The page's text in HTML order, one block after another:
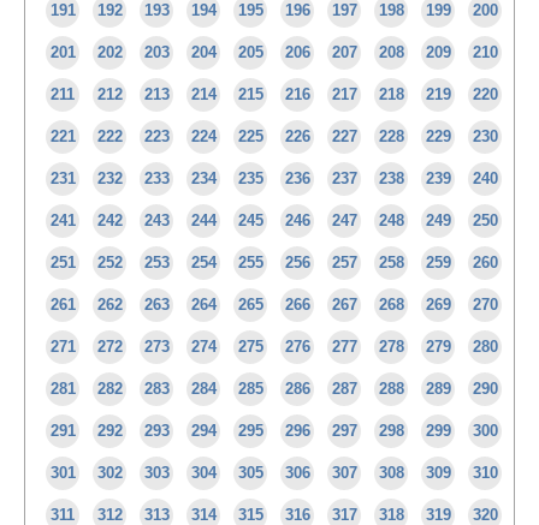
191 192 193 194 195 196 197 198 199 200
201 202 203 204 205 206 207 208 209 210
211 212 213 214 215 216 217 218 219 220
221 222 223 224 225 226 227 228 229 230
231 232 233 234 235 236 237 238 239 240
241 242 243 244 245 246 247 248 249 250
251 252 253 254 255 256 257 258 259 260
261 262 263 264 265 266 267 268 269 270
271 272 273 274 275 276 277 278 279 280
281 282 283 284 285 286 287 288 289 290
291 292 293 294 295 296 297 298 299 300
301 302 303 304 305 306 307 308 309 310
311 312 313 314 315 316 317 318 319 320